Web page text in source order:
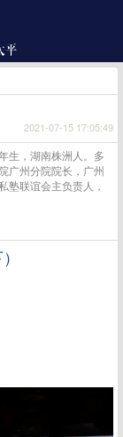
2021-07-15 17:05:49
生，湖南株洲人。多
广州分院院长，广州
塾联谊会主负责人，